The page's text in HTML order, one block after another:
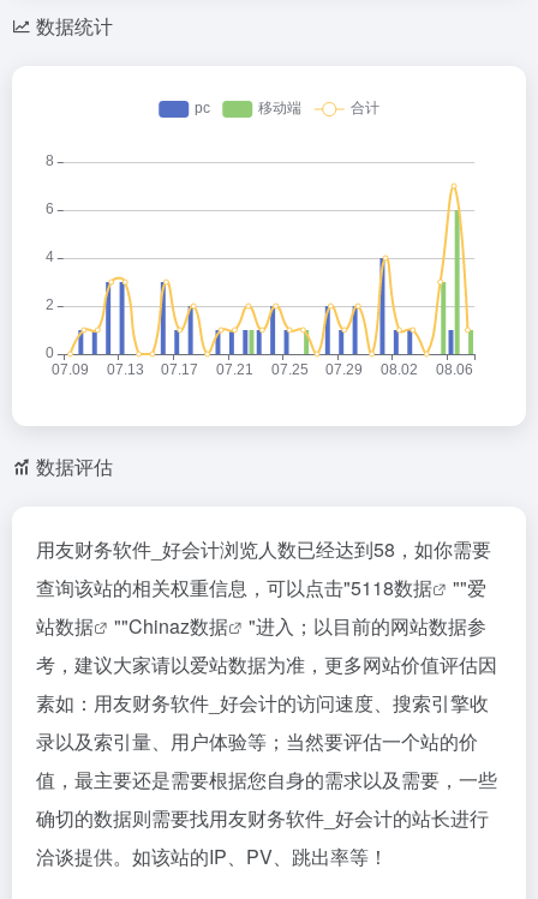
数据统计
数据评估
用友财务软件_好会计浏览人数已经达到58，如你需要
查询该站的相关权重信息，可以点击"5118数据 ""爱
站数据
""Chinaz数据
"进入；以目前的网站数据参
考，建议大家请以爱站数据为准，更多网站价值评估因
素如：用友财务软件_好会计的访问速度、搜索引擎收
录以及索引量、用户体验等；当然要评估一个站的价
值，最主要还是需要根据您自身的需求以及需要，一些
确切的数据则需要找用友财务软件_好会计的站长进行
洽谈提供。如该站的IP、PV、跳出率等！